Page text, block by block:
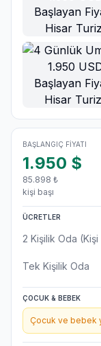
Ana Görsel
BAŞLANGIÇ FIYATI
1.950 $
85.898 ₺
kişi başı
ÜCRETLER
2 Kişilik Oda (Kişi
Tek Kişilik Oda
ÇOCUK & BEBEK
Çocuk ve bebek